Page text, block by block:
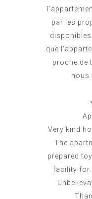
par les
que
proche de
nous
Very kind
The
prepared
facility for